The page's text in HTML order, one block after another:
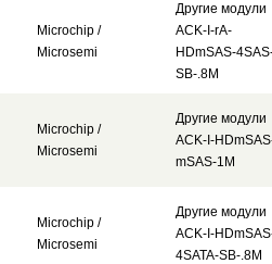
Microchip /
Microsemi
Другие модули
ACK-I-rA-
HDmSAS-
SB-.8M
Microchip /
Microsemi
Другие модули
ACK-I-
mSAS-1M
Microchip /
Microsemi
Другие модули
ACK-I-
4SATA-SB-.8M